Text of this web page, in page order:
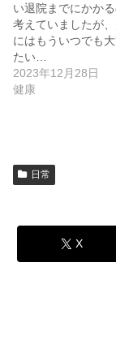
い退院までにかか
考えていましたが
にはもういつでも
たい…
2023年12月28日
健康
日常
X